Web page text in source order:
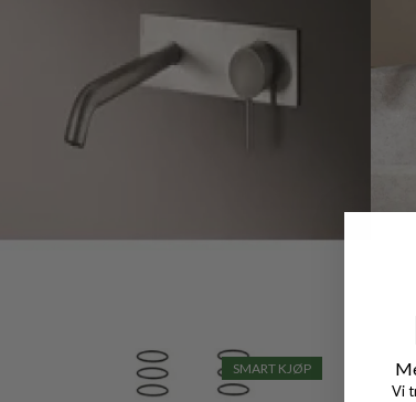
SMART KJØP
Vi